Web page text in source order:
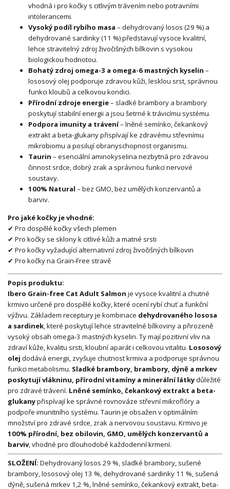
vhodná i pro kočky s citlivým trávením nebo potravními
intolerancemi.
Vysoký podíl rybího masa – dehydrovaný losos (29 %) a
dehydrované sardinky (11 %) představují vysoce kvalitní,
lehce stravitelný zdroj živočišných bílkovin s vysokou
biologickou hodnotou.
Bohatý zdroj omega-3 a omega-6 mastných kyselin –
lososový olej podporuje zdravou kůži, lesklou srst, správnou
funkci kloubů a celkovou kondici.
Přírodní zdroje energie– sladké brambory a brambory
poskytují stabilní energii a jsou šetrné k trávicímu systému.
Podpora imunity a trávení– lněné semínko, čekankový
extrakt a beta-glukany přispívají ke zdravému střevnímu
mikrobiomu a posilují obranyschopnost organismu.
Taurin – esenciální aminokyselina nezbytná pro zdravou
činnost srdce, dobrý zrak a správnou funkci nervové
soustavy.
100% Natural – bez GMO, bez umělých konzervantů a
barviv.
Pro jaké kočky je vhodné:
✔ Pro dospělé kočky všech plemen
✔ Pro kočky se sklony k citlivé kůži a matné srsti
✔ Pro kočky vyžadující alternativní zdroj živočišných bílkovin
✔ Pro kočky na Grain-Free stravě
Popis produktu:
Ibero Grain-free Cat Adult Salmon je vysoce kvalitní a chutné
krmivo určené pro dospělé kočky, které ocení rybí chuť a funkční
výživu. Základem receptury je kombinace dehydrovaného lososa
a sardinek, které poskytují lehce stravitelné bílkoviny a přirozeně
vysoký obsah omega-3 mastných kyselin. Ty mají pozitivní vliv na
zdraví kůže, kvalitu srsti, kloubní aparát i celkovou vitalitu. Lososový
olej dodává energii, zvyšuje chutnost krmiva a podporuje správnou
funkci metabolismu. Sladké brambory, brambory, dýně a mrkev
poskytují vlákninu, přírodní vitamíny a minerální látkydůležité
pro zdravé trávení. Lněné semínko, čekankový extrakt a beta-
glukanypřispívají ke správné rovnováze střevní mikroflóry a
podpoře imunitního systému. Taurin je obsažen v optimálním
množství pro zdravé srdce, zrak a nervovou soustavu. Krmivo je
100% přírodní, bez obilovin, GMO, umělých konzervantů a
barviv, vhodné pro dlouhodobé každodenní krmení.
SLOŽENÍ: Dehydrovaný losos 29 %, sladké brambory, sušené
brambory, lososový olej 13 %, dehydrované sardinky 11 %, sušená
dýně, sušená mrkev 1,2 %, lněné semínko, čekankový extrakt, beta-